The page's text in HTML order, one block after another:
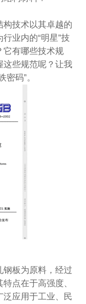
构技术以其卓越的
业内的“明星”技
它有哪些技术规
这些规范呢？让我
码”。
钢板为原料，经过
点在于高强度、
泛应用于工业、民